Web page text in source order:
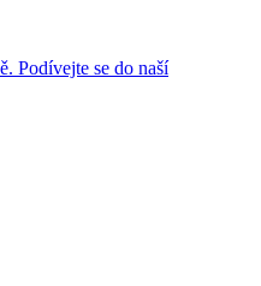
Podívejte se do naší